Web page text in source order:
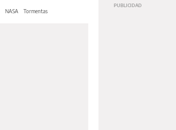
NASA Tormentas